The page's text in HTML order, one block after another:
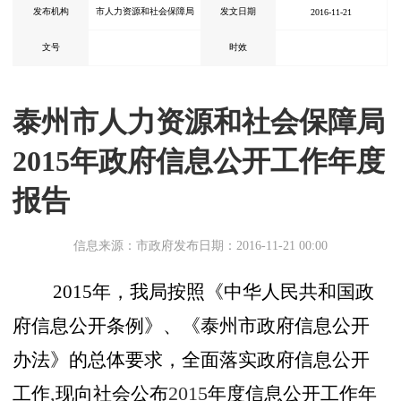
发布机构 市人力资源和社会保障局 发文日期 2016-11-21
文号 时效
泰州市人力资源和社会保障局
2015年政府信息公开工作年度
报告
信息来源：市政府发布日期：2016-11-21 00:00
2015年，我局按照《中华人民共和国政
府信息公开条例》、《泰州市政府信息公开
办法》的总体要求，全面落实政府信息公开
工作,现向社会公布2015年度信息公开工作年